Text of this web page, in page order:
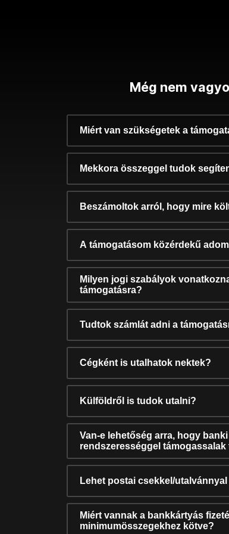
Még nem
Miért van szükségetek a
Mekkora összeggel tudok
Beszámoltok arról, hogy mire
A támogatásom közérdekű
Milyen jogi szabályok
támogatásra?
Tudtok számlát adni a
Cégként is utalhatok nektek?
Külföldről is tudok utalni?
Van-e lehetőség arra, hogy
rendszerességgel támogassalak
Lehet postai csekkel/
Miért vannak a bankkártyás
minimumösszegekhez kötve?